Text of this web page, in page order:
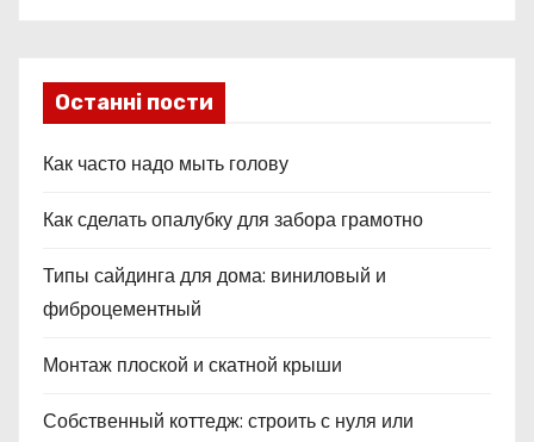
м
Останні пости
Как часто надо мыть голову
Как сделать опалубку для забора грамотно
Типы сайдинга для дома: виниловый и
фиброцементный
Монтаж плоской и скатной крыши
Собственный коттедж: строить с нуля или